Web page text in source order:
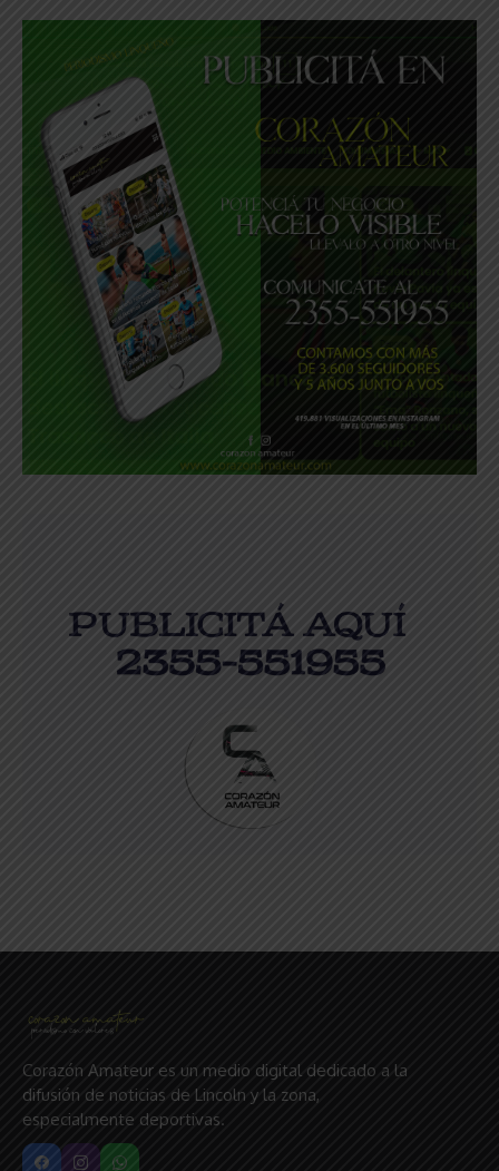
Corazón Amateur es un medio digital dedicado a la
difusión de noticias de Lincoln y la zona,
especialmente deportivas.